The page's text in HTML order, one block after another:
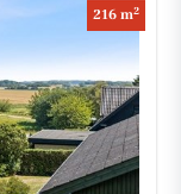
216 m2